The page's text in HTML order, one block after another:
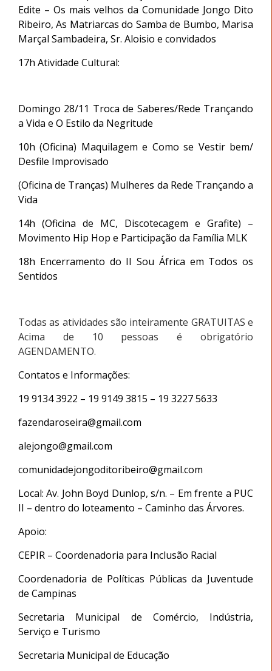
Edite – Os mais velhos da Comunidade Jongo Dito
Ribeiro, As Matriarcas do Samba de Bumbo, Marisa
Marçal Sambadeira, Sr. Aloisio e convidados
17h Atividade Cultural:
Domingo 28/11 Troca de Saberes/Rede Trançando
a Vida e O Estilo da Negritude
10h (Oficina) Maquilagem e Como se Vestir bem/
Desfile Improvisado
(Oficina de Tranças) Mulheres da Rede Trançando a
Vida
14h (Oficina de MC, Discotecagem e Grafite) –
Movimento Hip Hop e Participação da Família MLK
18h Encerramento do II Sou África em Todos os
Sentidos
Todas as atividades são inteiramente GRATUITAS e
Acima de 10 pessoas é obrigatório
AGENDAMENTO.
Contatos e Informações:
19 9134 3922 – 19 9149 3815 – 19 3227 5633
fazendaroseira@gmail.com
alejongo@gmail.com
comunidadejongoditoribeiro@gmail.com
Local: Av. John Boyd Dunlop, s/n. – Em frente a PUC
II – dentro do loteamento – Caminho das Árvores.
Apoio:
CEPIR – Coordenadoria para Inclusão Racial
Coordenadoria de Políticas Públicas da Juventude
de Campinas
Secretaria Municipal de Comércio, Indústria,
Serviço e Turismo
Secretaria Municipal de Educação